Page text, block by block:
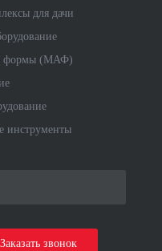
для дачи
формы (МАФ)
инструменты
Заказать звонок